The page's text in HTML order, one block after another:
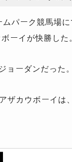
パーク競馬場
ーイが快勝した。
ーダンだった。
カウボーイは